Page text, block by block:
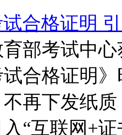
合格证明
部考试中
合格证明
再下发纸
入“互联网+